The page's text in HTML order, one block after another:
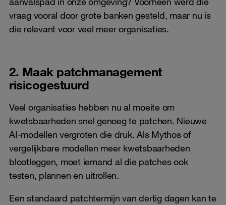
vraag vooral door grote banken gesteld, maar nu is
die relevant voor veel meer organisaties.
2. Maak patchmanagement
risicogestuurd
Veel organisaties hebben nu al moeite om
kwetsbaarheden snel genoeg te patchen. Nieuwe
AI-modellen vergroten die druk. Als Mythos of
vergelijkbare modellen meer kwetsbaarheden
blootleggen, moet iemand al die patches ook
testen, plannen en uitrollen.
Een standaard patchtermijn van dertig dagen kan te